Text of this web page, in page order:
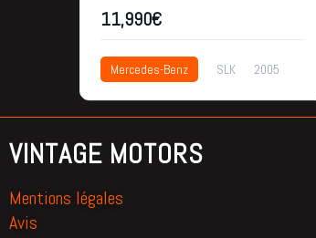
11,990€
Mercedes-Benz SLK
2005
VINTAGE MOTORS
Mentions légales
Avis